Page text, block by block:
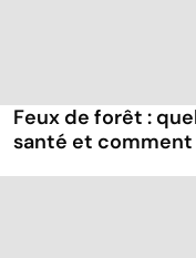
Feux de forêt :
santé et